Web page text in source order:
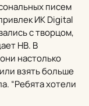
писем
ИК Digital
с творцом,
НВ. В
настолько
взять больше
“Ребята хотели